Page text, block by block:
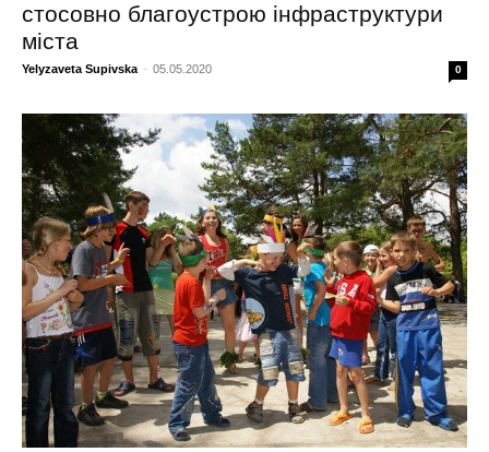
стосовно благоустрою інфраструктури
міста
Yelyzaveta Supivska - 05.05.2020 0